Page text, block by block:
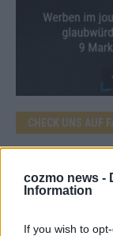
cozmo news -
Information
If you wish to
CHECK UNS AUF